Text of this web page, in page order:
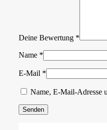
Deine Bewertung *
Name *
E-Mail *
Name, E-Mail-Adresse